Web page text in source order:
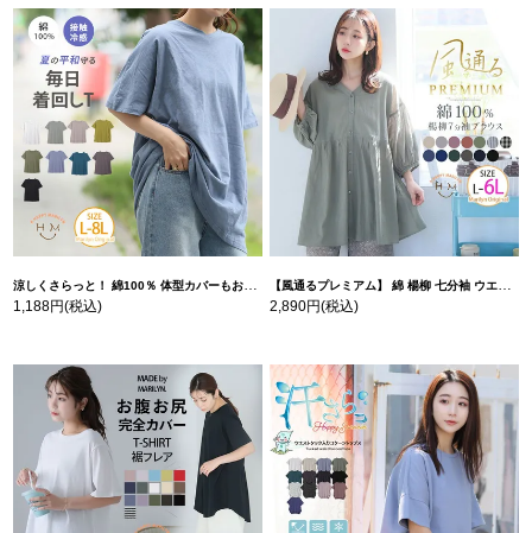
涼しくさらっと！ 綿100％ 体型カバーもお洒落も叶える 風合いコットン ゆるシルエット ドルマン | 大きいサイズの通販ならハッピーマリリン
1,188円(税込)
【風通るプレミアム】 綿 楊柳 七分袖 ウエストギャザー ブラウス | 大きいサイズの通販ならハッピーマリリン
2,890円(税込)